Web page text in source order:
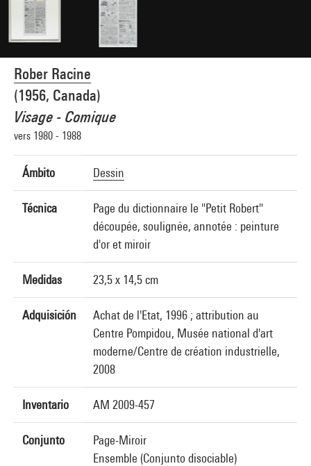
Rober Racine
(1956, Canada)
Visage - Comique
vers 1980 - 1988
Ámbito Dessin
Técnica
Page du dictionnaire le "Petit Robert"
découpée, soulignée, annotée : peinture
d'or et miroir
Medidas 23,5 x 14,5 cm
Adquisición
Achat de l'Etat, 1996 ; attribution au
Centre Pompidou, Musée national d'art
moderne/Centre de création industrielle,
2008
Inventario AM 2009-457
Conjunto
Page-Miroir
Ensemble (Conjunto disociable)
Referencia de la imagen : 4N95923
Difusión de la imagen :
GrandPalaisRmnPhoto